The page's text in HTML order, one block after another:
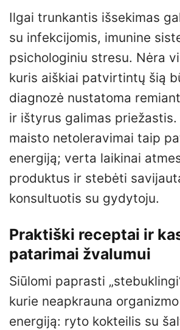
Ilgai trunkantis išsekimas
su infekcijomis, imunine
psichologiniu stresu. Nėra
kuris aiškiai patvirtintų šią
diagnozė nustatoma
ir ištyrus galimas
maisto netoleravimai taip
energiją; verta laikinai
produktus ir stebėti
konsultuotis su gydytoju.
Praktiški receptai ir
patarimai žvalumui
Siūlomi paprasti
kurie neapkrauna
energiją: ryto kokteilis su